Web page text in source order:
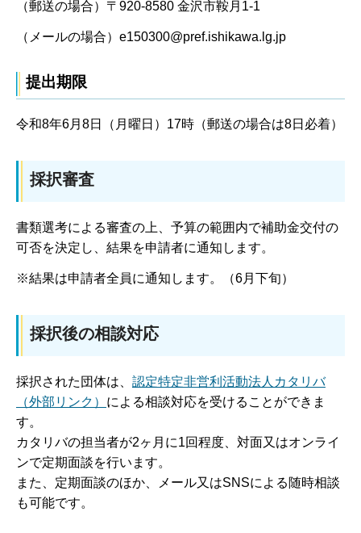
（郵送の場合）〒920-8580 金沢市鞍月1-1
（メールの場合）e150300@pref.ishikawa.lg.jp
提出期限
令和8年6月8日（月曜日）17時（郵送の場合は8日必着）
採択審査
書類選考による審査の上、予算の範囲内で補助金交付の
可否を決定し、結果を申請者に通知します。
※結果は申請者全員に通知します。（6月下旬）
採択後の相談対応
採択された団体は、 認定特定非営利活動法人カタリバ
（外部リンク） による相談対応を受けることができま
す。
カタリバの担当者が2ヶ月に1回程度、対面又はオンライ
ンで定期面談を行います。
また、定期面談のほか、メール又はSNSによる随時相談
も可能です。